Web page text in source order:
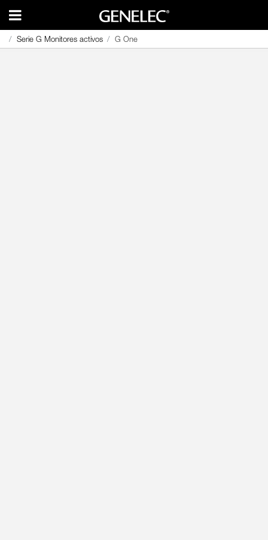
Serie G Monitores activos G One
Serie G Monitores activos G One